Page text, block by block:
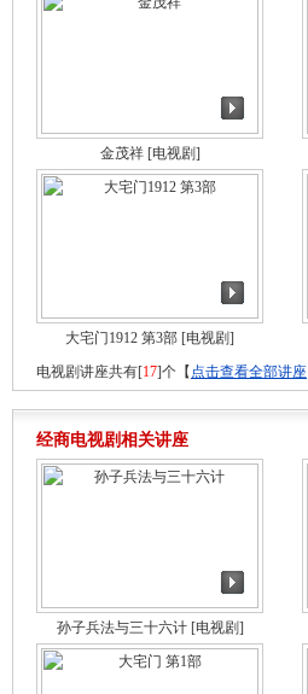
金茂祥[电视剧]
大宅门1912 第3部 [电视剧]
电视剧讲座共有[17]个【 点击查看全部讲座
经商电视剧相关讲座
孙子兵法与三十六计[电视剧]